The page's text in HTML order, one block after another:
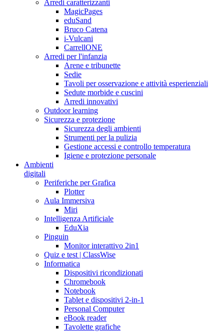
Arredi caratterizzanti
MagicPages
eduSand
Bruco Catena
i-Vulcani
CarrellONE
Arredi per l'infanzia
Arene e tribunette
Sedie
Tavoli per osservazione e attività esperienziali
Sedute morbide e cuscini
Arredi innovativi
Outdoor learning
Sicurezza e protezione
Sicurezza degli ambienti
Strumenti per la pulizia
Gestione accessi e controllo temperatura
Igiene e protezione personale
Ambienti
digitali
Periferiche per Grafica
Plotter
Aula Immersiva
Miri
Intelligenza Artificiale
EduXia
Pinguin
Monitor interattivo 2in1
Quiz e test | ClassWise
Informatica
Dispositivi ricondizionati
Chromebook
Notebook
Tablet e dispositivi 2-in-1
Personal Computer
eBook reader
Tavolette grafiche